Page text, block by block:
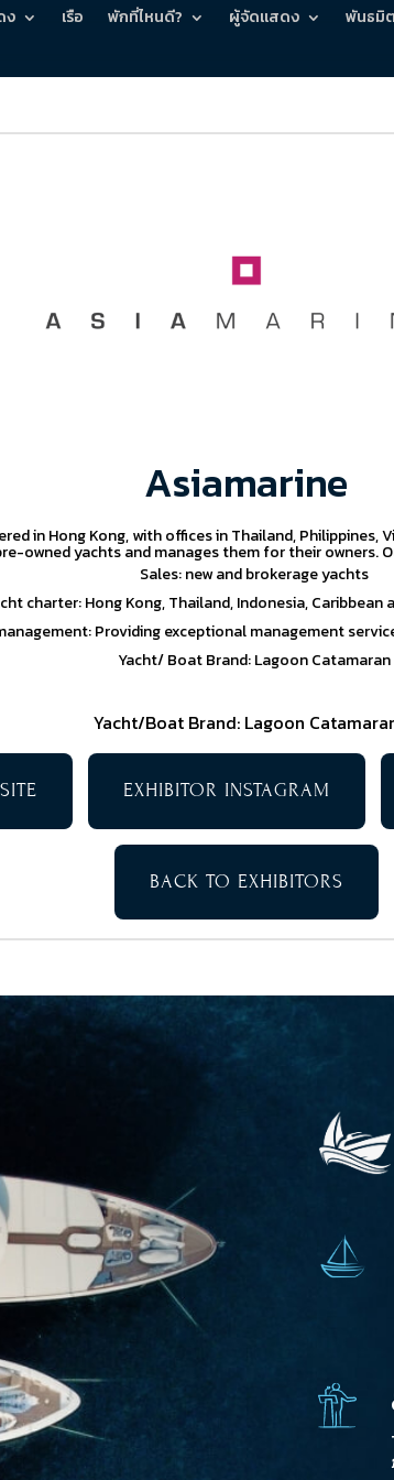
ง เรือ พักที่ไหนดี? ผู้จัดแสดง พันธมิ
Asiamarine
in Hong Kong, with offices in Thailand, Philippines,
owned yachts and manages them for their owners.
Sales: new and brokerage yachts
charter: Hong Kong, Thailand, Indonesia, Caribbean
Providing exceptional management
Yacht/ Boat Brand: Lagoon Catamaran
Yacht/Boat Brand: Lagoon
EXHIBITOR INSTAGRAM
BACK TO EXHIBITORS